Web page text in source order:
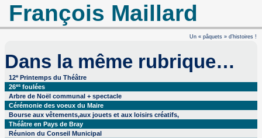
François Maillard
Un « pâquets » d’histoires !
Dans la même rubrique…
12e Printemps du Théâtre
26es foulées
Arbre de Noël communal + spectacle
Cérémonie des voeux du Maire
Bourse aux vêtements,aux jouets et aux loisirs créatifs,
Théâtre en Pays de Bray
Réunion du Conseil Municipal